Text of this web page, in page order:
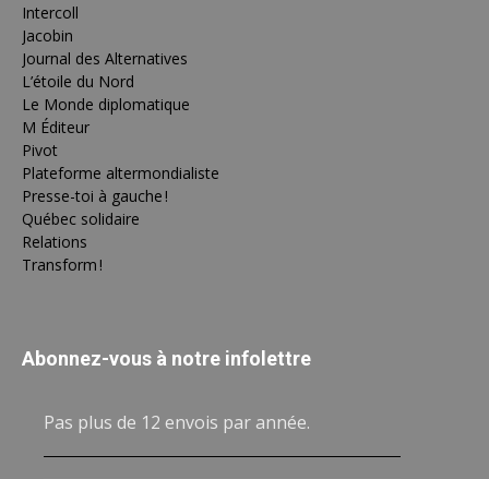
Intercoll
Jacobin
Journal des Alternatives
L’étoile du Nord
Le Monde diplomatique
M Éditeur
Pivot
Plateforme altermondialiste
Presse-toi à gauche !
Québec solidaire
Relations
Transform !
Abonnez-vous à notre infolettre
Pas plus de 12 envois par année.